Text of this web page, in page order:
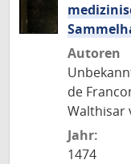
Autoren
de
Walthisar
Jahr:
1474